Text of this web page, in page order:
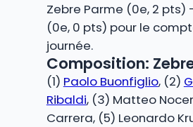
Zebre Parme (0e, 2 pts)
(0e, 0 pts) pour le
journée.
Composition:
(1) Paolo Buonfiglio, (2)
Ribaldi, (3) Matteo
Carrera, (5) Leonardo